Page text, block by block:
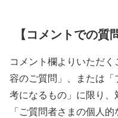
【コメントでの質
コメント欄よりいただ
容のご質問」、または
考になるもの」に限り、
「ご質問者さまの個人